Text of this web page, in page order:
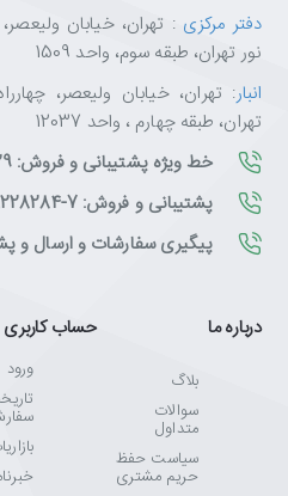
دفتر مرکزی : تهران، خیابان
نور تهران، طبقه سوم، واحد 1509
انبار: تهران، خیابان ولیعصر،
تهران، طبقه چهارم ، واحد 12037
خط ویژه پشتیبانی و فروش: 57129-021
پشتیبانی و فروش: 7-88228284-021
پیگیری سفارشات و ارسال و پشتیبانی:
درباره ما
بلاگ
سوالات
متداول
سیاست حفظ
حریم مشتری
حساب کاربری
ورود